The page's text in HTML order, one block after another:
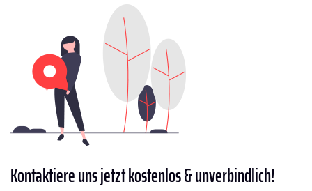
Kontaktiereuns jetzt kostenlos & unverbindlich!